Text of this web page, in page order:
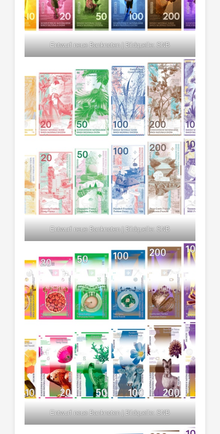
Entwurf neue Banknoten | Bildquelle: SNB
Entwurf neue Banknoten | Bildquelle: SNB
Entwurf neue Banknoten | Bildquelle: SNB